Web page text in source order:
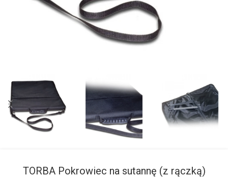
TORBA Pokrowiec na sutannę (z rączką)